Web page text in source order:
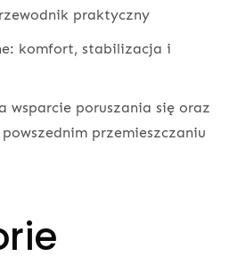
praktyczny
komfort, stabilizacja i
wsparcie poruszania się oraz
przemieszczaniu